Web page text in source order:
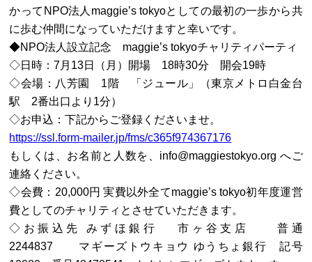
かってNPO法人maggie’s tokyoとしての最初の一歩から共
に歩む仲間になっていただけますと幸いです。
◆NPO法人設立記念 maggie’s tokyoチャリティパーティ
◇日時：7月13日（月）開場 18時30分 開会19時
◇会場：八芳園 1階 「ジュール」（東京メトロ白金台
駅 2番出口より1分）
◇お申込：下記からご登録くださいませ。
https://ssl.form-mailer.jp/fms/c365f974367176
もしくは、お名前と人数を、info@maggiestokyo.org へご
連絡ください。
◇会費：20,000円 実費以外全てmaggie’s tokyo初年度運営
費としてのチャリティとさせていただきます。
◇お振込先 みずほ銀行 市ヶ谷支店 普通
2244837 マギーズトウキョウ ゆうちょ銀行 記号